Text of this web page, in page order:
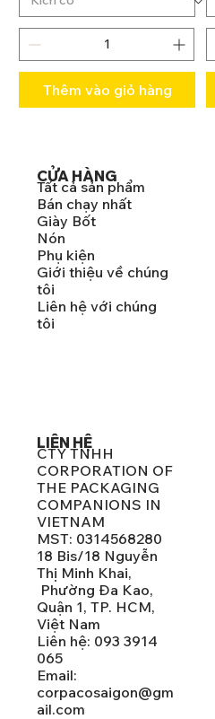
Thêm vào giỏ hàng
CỬA HÀNG
Tất cả sản phẩm
Bán chạy nhất
Giày Bốt
Nón
Phụ kiện
Giới thiệu về chúng
tôi
Liên hệ với chúng
tôi
LIÊN HỆ
CTY TNHH
CORPORATION OF
THE PACKAGING
COMPANIONS IN
VIETNAM
MST: 0314568280
18 Bis/18 Nguyễn
Thị Minh Khai,
Phường Đa Kao,
Quận 1, TP. HCM,
Việt Nam
Liên hệ: 093 3914
065
Email:
corpacosaigon@gm
ail.com